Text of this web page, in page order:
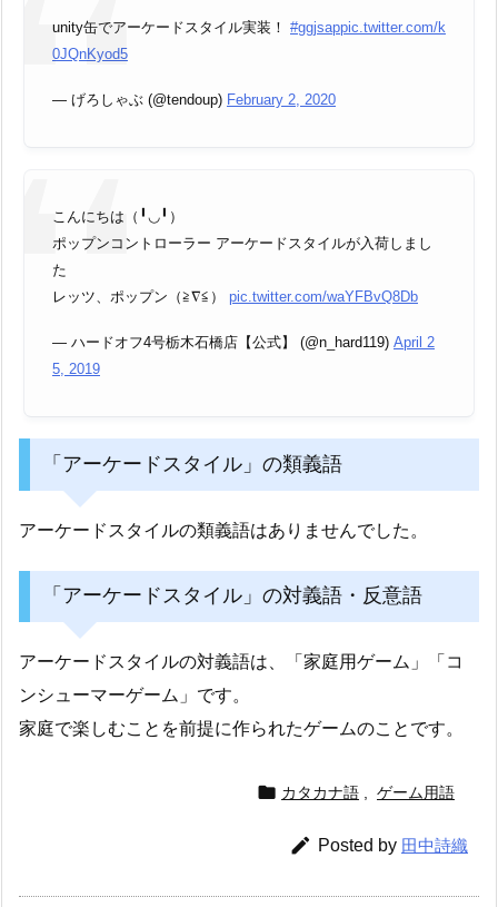
unity缶でアーケードスタイル実装！ #ggjsappic.twitter.com/k
0JQnKyod5
— げろしゃぶ (@tendoup) February 2, 2020
こんにちは（╹◡╹）
ポップンコントローラー アーケードスタイルが入荷しまし
た
レッツ、ポップン（≧∇≦） pic.twitter.com/waYFBvQ8Db
— ハードオフ4号栃木石橋店【公式】 (@n_hard119) April 2
5, 2019
「アーケードスタイル」の類義語
アーケードスタイルの類義語はありませんでした。
「アーケードスタイル」の対義語・反意語
アーケードスタイルの対義語は、「家庭用ゲーム」「コ
ンシューマーゲーム」です。
家庭で楽しむことを前提に作られたゲームのことです。
 カタカナ語 ゲーム用語
 Posted by 田中詩織